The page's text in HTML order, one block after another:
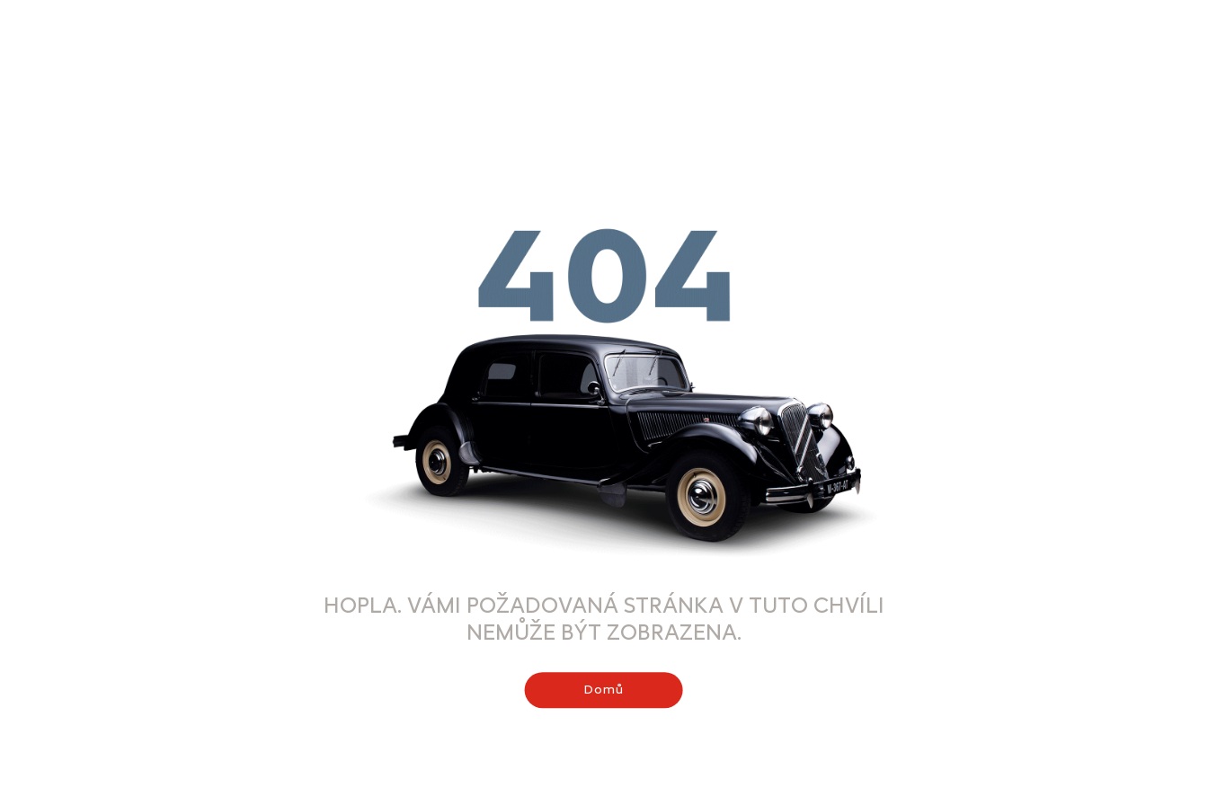
HOPLA. VÁMI POŽADOVANÁ STRÁNKA V TUTO CHVÍLI
NEMŮŽE BÝT ZOBRAZENA.
Domů